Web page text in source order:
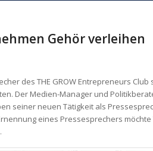
Gehör verleihen
des THE GROW Entrepreneurs
Der Medien-Manager und
seiner neuen Tätigkeit als
eines Pressesprechers